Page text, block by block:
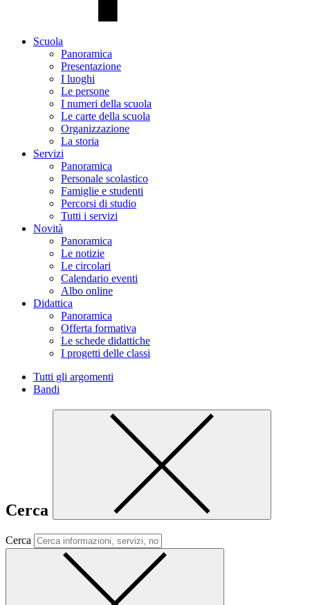
Scuola
Panoramica
Presentazione
I luoghi
Le persone
I numeri della scuola
Le carte della scuola
Organizzazione
La storia
Servizi
Panoramica
Personale scolastico
Famiglie e studenti
Percorsi di studio
Tutti i servizi
Novità
Panoramica
Le notizie
Le circolari
Calendario eventi
Albo online
Didattica
Panoramica
Offerta formativa
Le schede didattiche
I progetti delle classi
Tutti gli argomenti
Bandi
Cerca
Cerca